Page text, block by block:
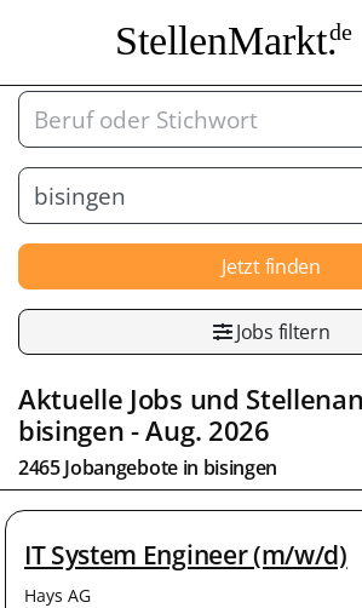
StellenMarkt.de
Jetzt finden
Jobs filtern
Aktuelle Jobs und
bisingen- Aug. 2026
2465 Jobangebote in bisingen
IT System Engineer (m/w/d)
Hays AG